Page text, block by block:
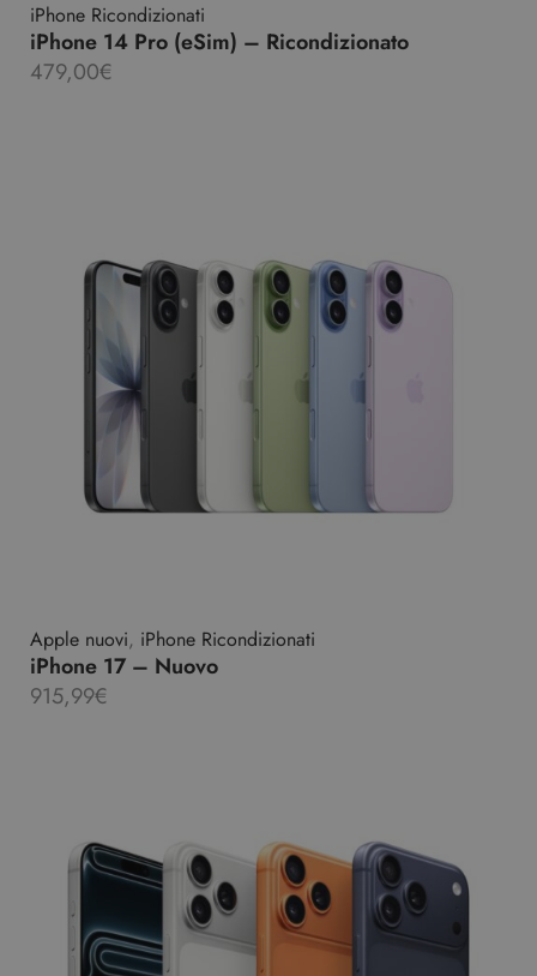
iPhone Ricondizionati
iPhone 14 Pro (eSim) – Ricondizionato
479,00€
Apple nuovi, iPhone Ricondizionati
iPhone 17 – Nuovo
915,99€